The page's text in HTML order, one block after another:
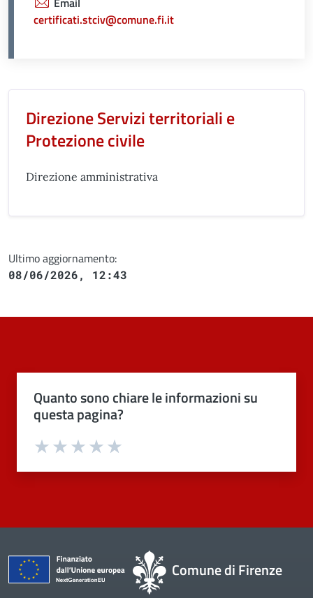
certificati.stciv@comune.fi.it
Direzione Servizi territoriali e
Protezione civile
Direzione amministrativa
Ultimo aggiornamento:
08/06/2026, 12:43
Quanto sono chiare le informazioni su
questa pagina?
Valuta 4 stelle su 5
Valuta 3 stelle su 5
Valuta 2 stelle su 5
Valuta 1 stelle su 5
Comune di Firenze